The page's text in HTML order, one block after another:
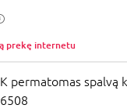
prekę internetu
permatomas spalvą